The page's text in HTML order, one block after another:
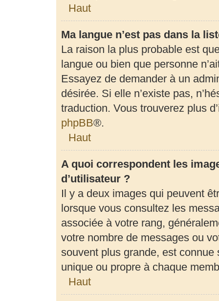
Haut
Ma langue n’est pas dans la
La raison la plus probable est
langue ou bien que personne
Essayez de demander à un
désirée. Si elle n’existe pas,
traduction. Vous trouverez plus
phpBB®.
Haut
A quoi correspondent les
d’utilisateur ?
Il y a deux images qui peuvent
lorsque vous consultez les
associée à votre rang,
votre nombre de messages ou
souvent plus grande, est connue
unique ou propre à chaque
Haut